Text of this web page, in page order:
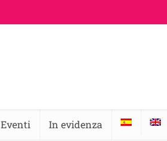
Eventi In evidenza